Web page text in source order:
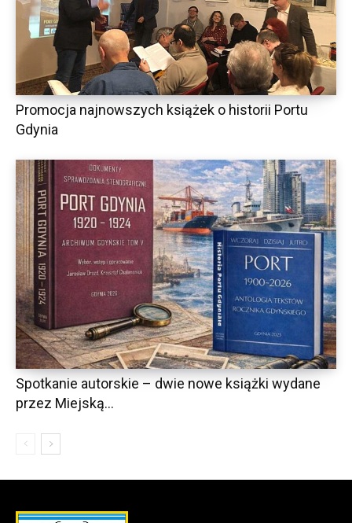
Promocja najnowszych książek o historii Portu
Gdynia
Spotkanie autorskie – dwie nowe książki wydane
przez Miejską...